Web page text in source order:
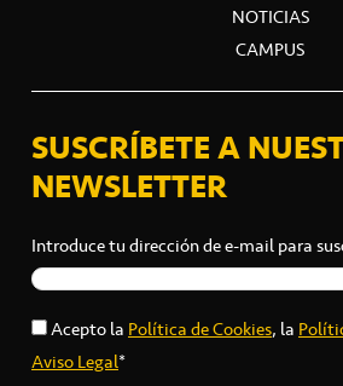
NOTICIAS
CAMPUS
SUSCRÍBETE A
NEWSLETTER
Introduce tu dirección de e-mail para
Acepto laPolítica de Cookies, la
Aviso Legal*